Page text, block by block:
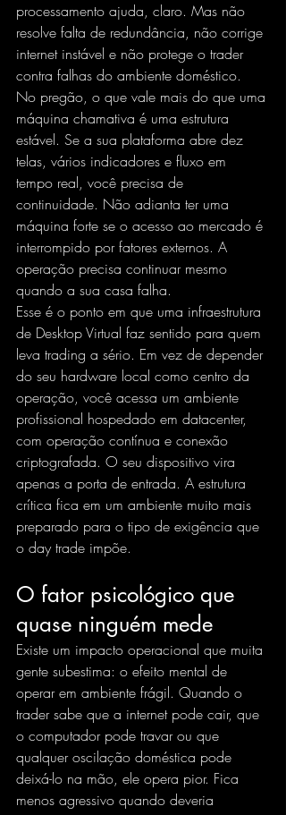
processamento ajuda, claro. Mas não
resolve falta de redundância, não corrige
internet instável e não protege o trader
contra falhas do ambiente doméstico.
No pregão, o que vale mais do que uma
máquina chamativa é uma estrutura
estável. Se a sua plataforma abre dez
telas, vários indicadores e fluxo em
tempo real, você precisa de
continuidade. Não adianta ter uma
máquina forte se o acesso ao mercado é
interrompido por fatores externos. A
operação precisa continuar mesmo
quando a sua casa falha.
Esse é o ponto em que uma infraestrutura
de Desktop Virtual faz sentido para quem
leva trading a sério. Em vez de depender
do seu hardware local como centro da
operação, você acessa um ambiente
profissional hospedado em datacenter,
com operação contínua e conexão
criptografada. O seu dispositivo vira
apenas a porta de entrada. A estrutura
crítica fica em um ambiente muito mais
preparado para o tipo de exigência que
o day trade impõe.
O fator psicológico que
quase ninguém mede
Existe um impacto operacional que muita
gente subestima: o efeito mental de
operar em ambiente frágil. Quando o
trader sabe que a internet pode cair, que
o computador pode travar ou que
qualquer oscilação doméstica pode
deixá-lo na mão, ele opera pior. Fica
menos agressivo quando deveria